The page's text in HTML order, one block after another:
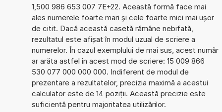
1,500 986 653 007 7E+22. Această formă face mai
ales numerele foarte mari și cele foarte mici mai ușor
de citit. Dacă această casetă rămâne nebifată,
rezultatul este afișat în modul uzual de scriere a
numerelor. În cazul exemplului de mai sus, acest număr
ar arăta astfel în acest mod de scriere: 15 009 866
530 077 000 000 000. Indiferent de modul de
prezentare a rezultatelor, precizia maximă a acestui
calculator este de 14 poziții. Această precizie este
suficientă pentru majoritatea utilizărilor.